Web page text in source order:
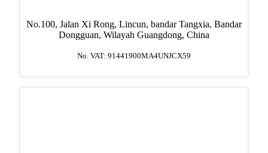
No.100, Jalan Xi Rong, Lincun, bandar Tangxia, Bandar
Dongguan, Wilayah Guangdong, China
No. VAT: 91441900MA4UNJCX59